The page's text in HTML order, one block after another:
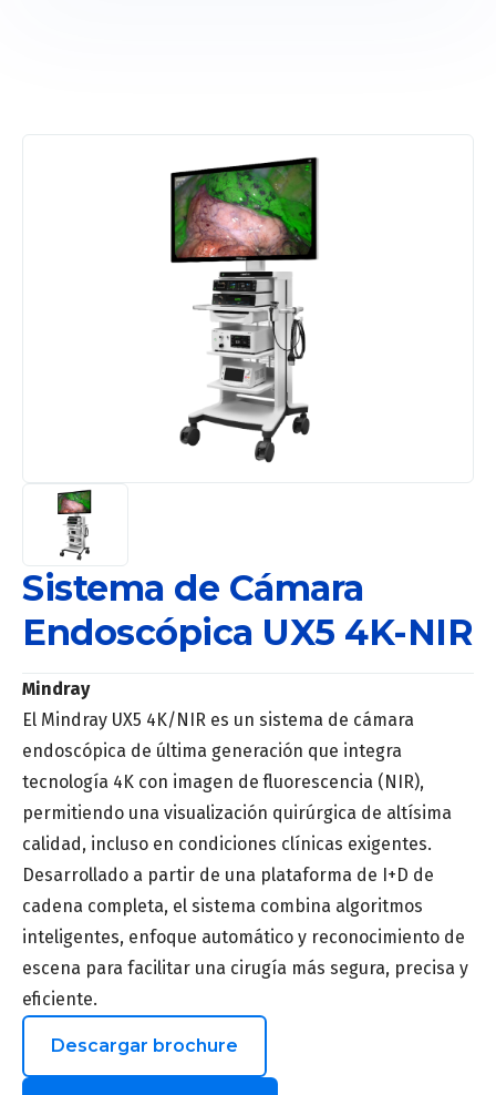
Sistema de Cámara
Endoscópica UX5 4K-NIR
Mindray
El Mindray UX5 4K/NIR es un sistema de cámara
endoscópica de última generación que integra
tecnología 4K con imagen de fluorescencia (NIR),
permitiendo una visualización quirúrgica de altísima
calidad, incluso en condiciones clínicas exigentes.
Desarrollado a partir de una plataforma de I+D de
cadena completa, el sistema combina algoritmos
inteligentes, enfoque automático y reconocimiento de
escena para facilitar una cirugía más segura, precisa y
eficiente.
Descargar brochure